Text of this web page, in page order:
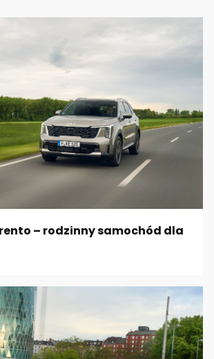
– rodzinny samochód dla